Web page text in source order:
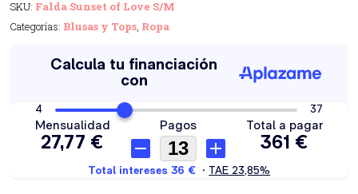
SKU: Falda Sunset of Love S/M
Categorías: Blusas y Tops, Ropa